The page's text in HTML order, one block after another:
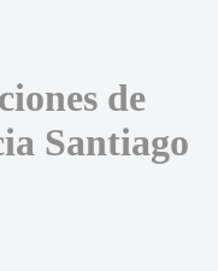
de
Santiago